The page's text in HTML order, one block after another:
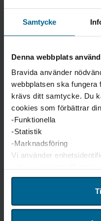
Samtycke
Denna webbplats
Bravida använder
webbplatsen ska fungera
krävs ditt samtycke. Du
cookies som förbättrar
-Funktionella
-Statistik
-Marknadsföring
Vi använder
för sociala medier och
vidarebefordrar även
information från din enhet
Kontakt